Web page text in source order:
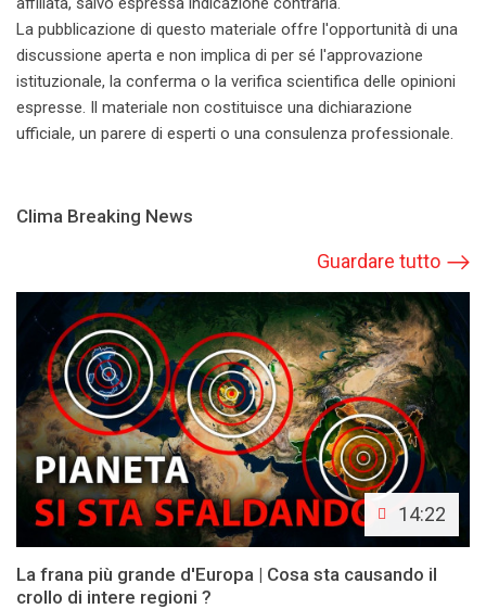
La pubblicazione di questo materiale offre l'opportunità di una
discussione aperta e non implica di per sé l'approvazione
istituzionale, la conferma o la verifica scientifica delle opinioni
espresse. Il materiale non costituisce una dichiarazione
ufficiale, un parere di esperti o una consulenza professionale.
Clima Breaking News
Guardare tutto
14:22
La frana più grande d'Europa | Cosa sta causando il
crollo di intere regioni ?